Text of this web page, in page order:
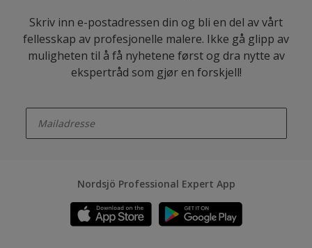
Skriv inn e-postadressen din og bli en del av vårt
fellesskap av profesjonelle malere. Ikke gå glipp av
muligheten til å få nyhetene først og dra nytte av
ekspertråd som gjør en forskjell!
Nordsjö Professional Expert App